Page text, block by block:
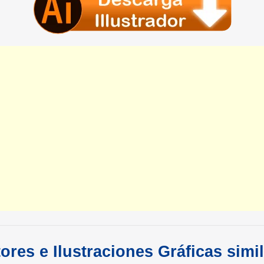
e Ilustraciones Gráficas